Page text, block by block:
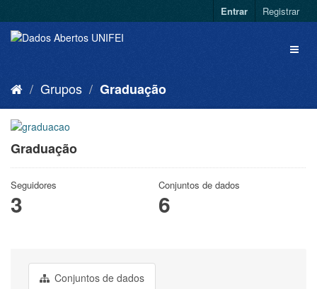
Entrar Registrar
Grupos Graduação
Graduação
Seguidores
3
Conjuntos de dados
6
Conjuntos de dados